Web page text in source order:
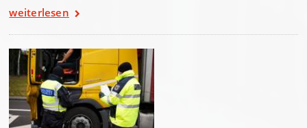
weiterlesen